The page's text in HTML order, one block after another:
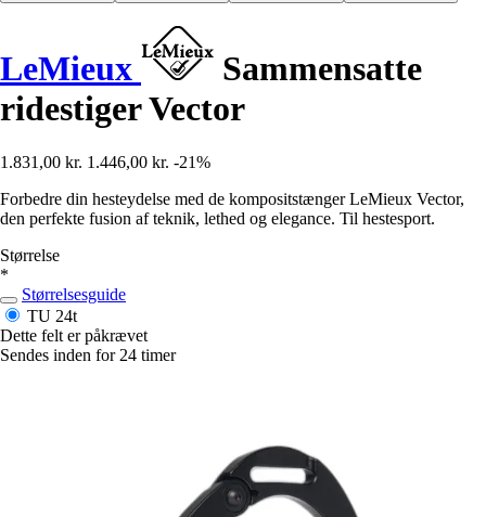
LeMieux
Sammensatte
ridestiger Vector
1.831,00 kr. 1.446,00 kr. -21%
Forbedre din hesteydelse med de kompositstænger LeMieux Vector,
den perfekte fusion af teknik, lethed og elegance. Til hestesport.
Størrelse
*
Størrelsesguide
TU 24t
Dette felt er påkrævet
Sendes inden for 24 timer